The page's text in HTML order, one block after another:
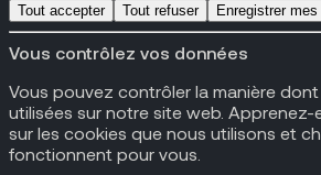
Tout accepter Tout refuser Enregistrer
Vous contrôlez vos données
Vous pouvez contrôler la manière
utilisées sur notre site web.
sur les cookies que nous utilisons et
fonctionnent pour vous.